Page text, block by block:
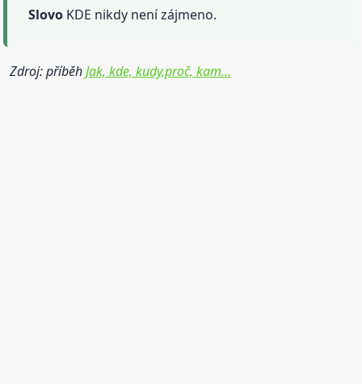
Slovo KDE nikdy není zájmeno.
Zdroj: příběhJak, kde, kudy,proč, kam...